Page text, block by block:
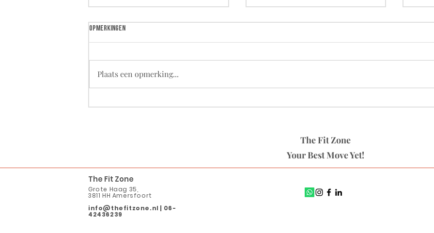
Opmerkingen
Plaats een opmerking...
The Fit Zone
Your Best Move Yet!
The Fit Zone
Grote Haag 35,
3811 HH Amersfoort
info@thefitzone.nl | 06-
42436239